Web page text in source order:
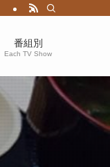
番組別
Each TV Show